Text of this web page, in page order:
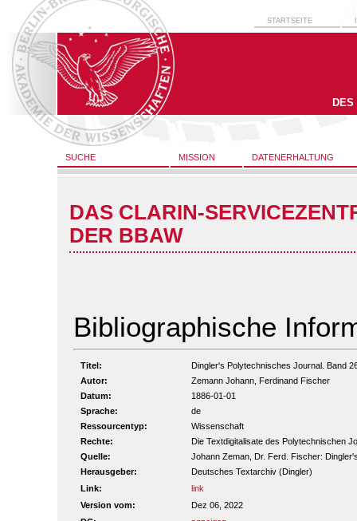
STARTSEITE
SUCHE MISSION DATENERHALTUNG
DAS CLARIN-
DER BBAW
Bibliographische
Titel:
Dingler's Polytechnisches Journal. Band
Autor:
Zemann Johann, Ferdinand Fischer
Datum:
1886-01-01
Sprache:
de
Ressourcentyp:
Wissenschaft
Rechte:
Die Textdigitalisate des Polytechnischen
Quelle:
Johann Zeman, Dr. Ferd. Fischer:
Herausgeber:
Deutsches Textarchiv (Dingler)
Link:
link
Version vom:
Dez 06, 2022